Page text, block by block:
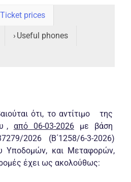
Ticket prices
Useful phones
ότι, το αντίτιμο της
, από 06-03-2026με βάση
2026 (Β΄1258/6-3-2026)
Υποδομών, και Μεταφορών,
έχει ως ακολούθως: